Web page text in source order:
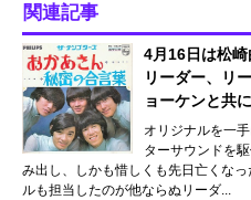
関連記事
4月16日は松
リーダー、リ
ョーケンと共
オリジナルを一
ターサウンドを
み出し、しかも惜しくも先日亡くな
ルも担当したのが他ならぬリーダ...